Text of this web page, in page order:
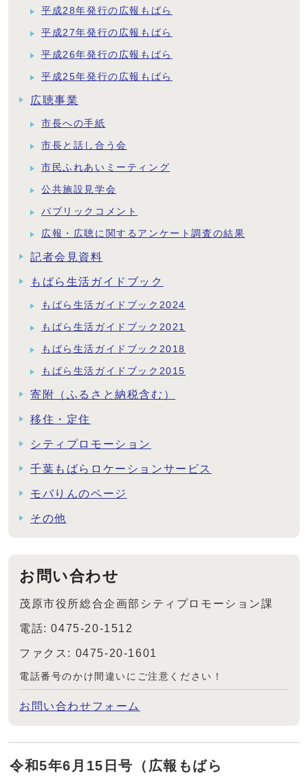
平成28年発行の広報もばら
平成27年発行の広報もばら
平成26年発行の広報もばら
平成25年発行の広報もばら
広聴事業
市長への手紙
市長と話し合う会
市民ふれあいミーティング
公共施設見学会
パブリックコメント
広報・広聴に関するアンケート調査の結果
記者会見資料
もばら生活ガイドブック
もばら生活ガイドブック2024
もばら生活ガイドブック2021
もばら生活ガイドブック2018
もばら生活ガイドブック2015
寄附（ふるさと納税含む）
移住・定住
シティプロモーション
千葉もばらロケーションサービス
モバりんのページ
その他
お問い合わせ
茂原市役所総合企画部シティプロモーション課
電話: 0475-20-1512
ファクス: 0475-20-1601
電話番号のかけ間違いにご注意ください！
お問い合わせフォーム
令和5年6月15日号（広報もばら